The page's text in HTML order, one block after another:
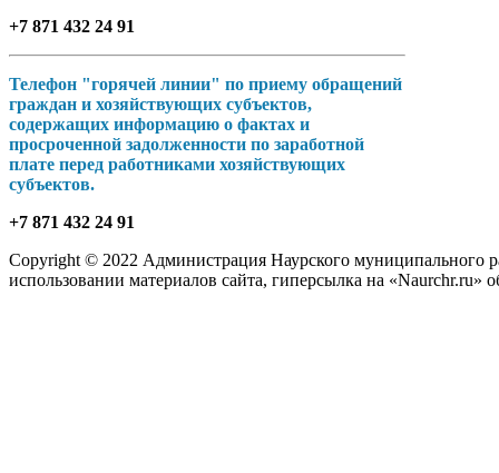
+7 871 432 24 91
Телефон "горячей линии" по приему обращений
граждан и хозяйствующих субъектов,
содержащих информацию о фактах и
просроченной задолженности по заработной
плате перед работниками хозяйствующих
субъектов.
+7 871 432 24 91
Copyright © 2022 Администрация Наурского муниципального
использовании материалов сайта, гиперсылка на «Naurchr.ru»